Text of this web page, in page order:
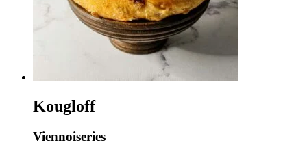
Kougloff
Viennoiseries